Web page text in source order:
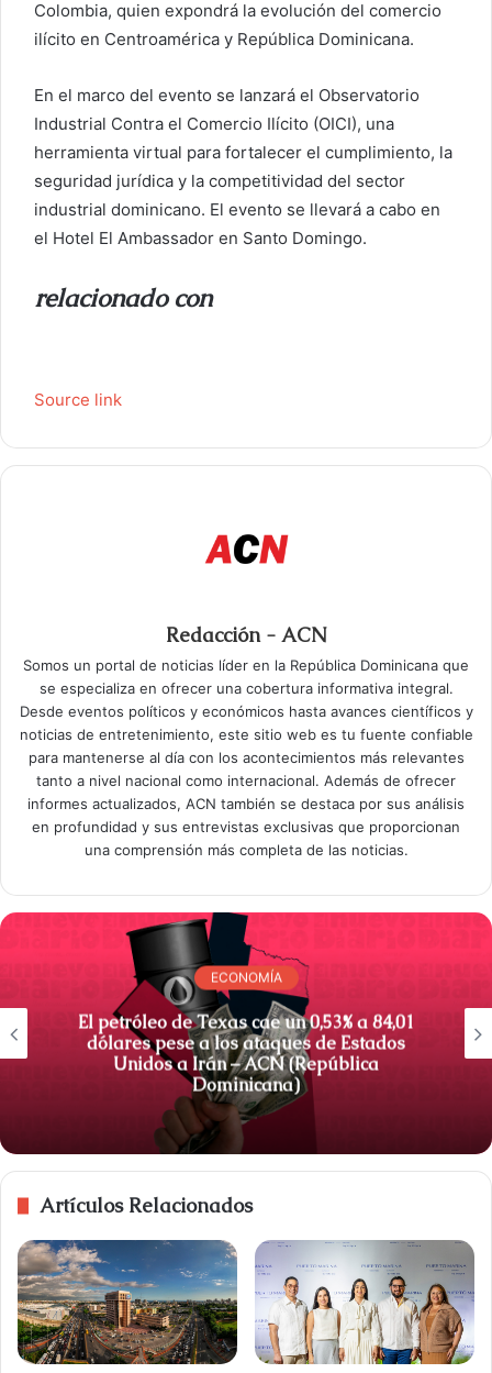
Colombia, quien expondrá la evolución del comercio
ilícito en Centroamérica y República Dominicana.
En el marco del evento se lanzará el Observatorio
Industrial Contra el Comercio Ilícito (OICI), una
herramienta virtual para fortalecer el cumplimiento, la
seguridad jurídica y la competitividad del sector
industrial dominicano. El evento se llevará a cabo en
el Hotel El Ambassador en Santo Domingo.
relacionado con
Source link
Redacción - ACN
Somos un portal de noticias líder en la República Dominicana que
se especializa en ofrecer una cobertura informativa integral.
Desde eventos políticos y económicos hasta avances científicos y
noticias de entretenimiento, este sitio web es tu fuente confiable
para mantenerse al día con los acontecimientos más relevantes
tanto a nivel nacional como internacional. Además de ofrecer
informes actualizados, ACN también se destaca por sus análisis
en profundidad y sus entrevistas exclusivas que proporcionan
una comprensión más completa de las noticias.
ECONOMÍA
El petróleo de Texas cae un 0,53% a 84,01
dólares pese a los ataques de Estados
Unidos a Irán – ACN (República
Dominicana)
Artículos Relacionados